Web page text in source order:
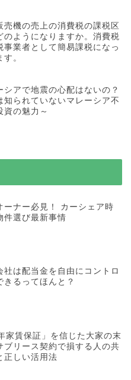
売機の売上の消費税の課税区
のようになりますか。消費税
事業者として簡易課税になっ
す。
シアで地震の心配はないの？
知られていないマレーシア不
資の魅力～
ーナー必見！ カーシェア時
件選び最新事情
社は配当金を自由にコントロ
きるってほんと？
家賃保証」を信じた大家の末
リース契約で損する人の共
正しい活用法